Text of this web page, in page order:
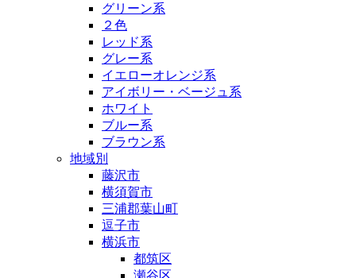
グリーン系
２色
レッド系
グレー系
イエローオレンジ系
アイボリー・ベージュ系
ホワイト
ブルー系
ブラウン系
地域別
藤沢市
横須賀市
三浦郡葉山町
逗子市
横浜市
都筑区